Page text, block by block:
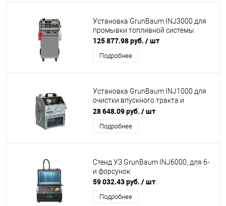
Установка GrunBaum INJ3000 для
промывки топливной системы
125 877.98 руб. / шт
Подробнее
Установка GrunBaum INJ1000 для
очистки впускного тракта и
сажевых фильтров
28 648.09 руб. / шт
Подробнее
Стенд УЗ GrunBaum INJ6000, для 6-
и форсунок
59 032.43 руб. / шт
Подробнее